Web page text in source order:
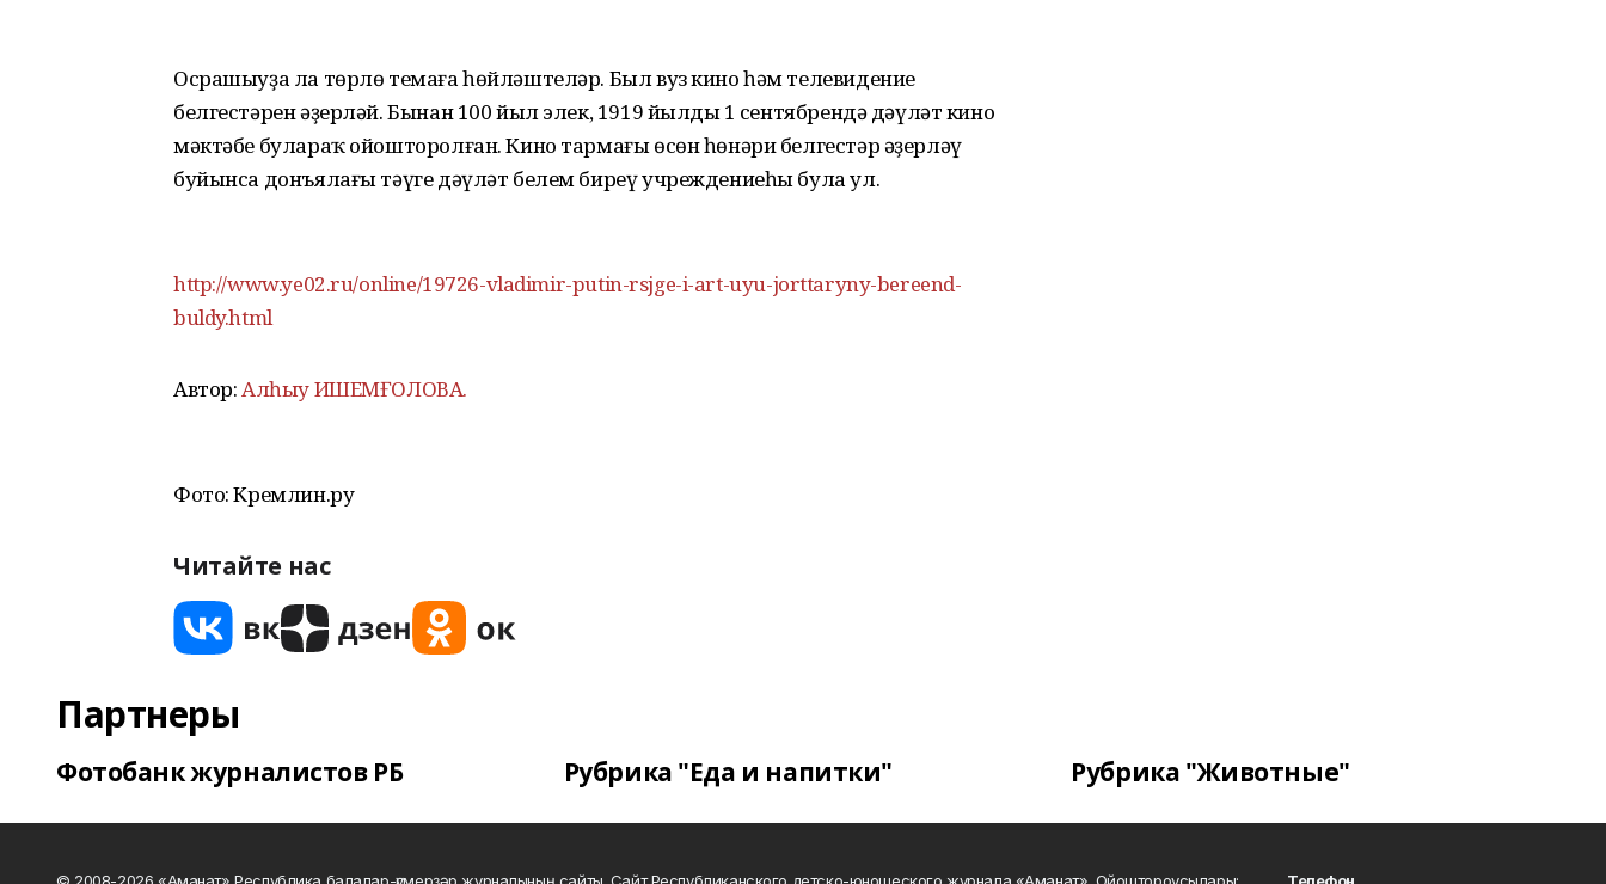
Осрашыуҙа ла төрлө темаға һөйләштеләр. Был вуз кино һәм телевидение
белгестәрен әҙерләй. Бынан 100 йыл элек, 1919 йылдың 1 сентябрендә дәүләт кино
мәктәбе булараҡ ойошторолған. Кино тармағы өсөн һөнәри белгестәр әҙерләү
буйынса донъялағы тәүге дәүләт белем биреү учреждениеһы була ул.
http://www.ye02.ru/online/19726-vladimir-putin-rsjge-i-art-uyu-jorttaryny-bereend-
buldy.html
Автор:Алһыу ИШЕМҒОЛОВА.
Фото: Кремлин.ру
Читайте нас
Партнеры
Фотобанк журналистов РБ Рубрика "Еда и напитки" Рубрика "Животные"